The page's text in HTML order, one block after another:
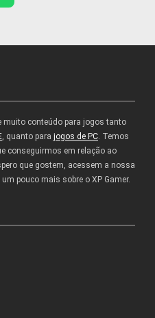
muito conteúdo para jogos tanto
, quanto para jogos de PC. Temos
conseguirmos em relação ao
que gostem, acessem a nossa
um pouco mais sobre o XP Gamer.